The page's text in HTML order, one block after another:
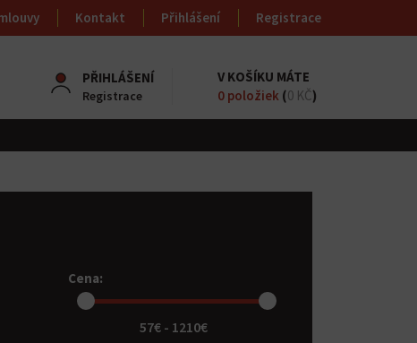
Kontakt Přihlášení Registrace
PŘIHLÁŠENÍ
Registrace
V KOŠÍKU MÁTE
0 položiek (0 KČ)
Cena:
57€ - 1210€